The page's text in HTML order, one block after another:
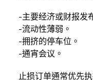
-主要经济或财报发
-流动性薄弱。
-拥挤的停车位。
-通宵会议。
止损订单通常优先